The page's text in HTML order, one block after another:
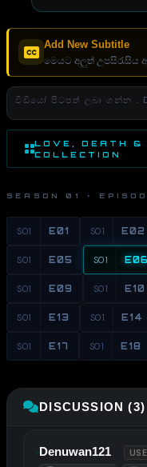
Add New Subtitle
මෙයට අලුත්
වීඩියෝ පිටපත් ලබා ගන්න .
LOVE, DEATH &
COLLECTION
SEASON 01 ·
S01 E01 S01 E02
S01 E05 S01 E06
S01 E09 S01 E10
S01 E13 S01 E14
S01 E17 S01 E18
DISCUSSION (3)
Denuwan121